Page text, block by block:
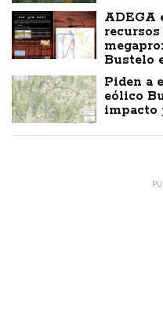
ADEGA
Bustelo
Piden a
eólico
impacto